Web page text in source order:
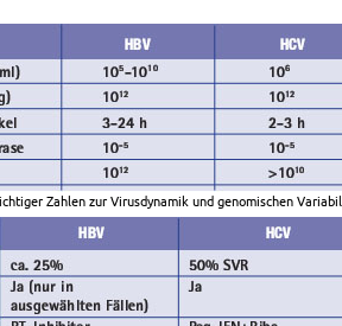
Zahlen zur Virusdynamik und genomischen